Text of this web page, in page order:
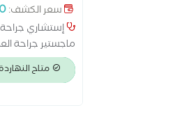
سعر الكشف:
إستشاري جراحة
ماجستير جراحة
الجمعية
سطح مفصل الورك
بالترددات
متاح النهاردة من